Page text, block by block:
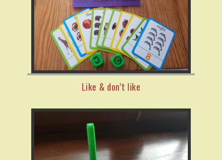
Like & don’t like